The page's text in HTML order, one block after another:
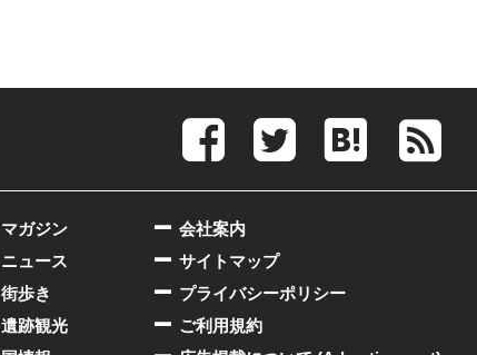
会社案内
サイトマップ
プライバシーポリシー
ご利用規約
マガジン
ニュース
街歩き
遺跡観光